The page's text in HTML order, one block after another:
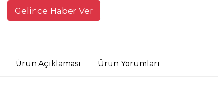
Gelince Haber Ver
Ürün Açıklaması Ürün Yorumları